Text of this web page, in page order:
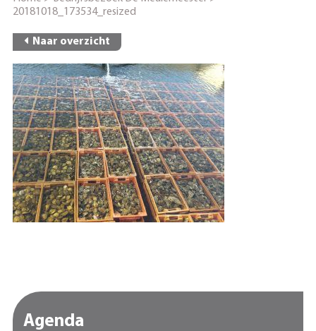
20181018_173534_resized
Naar overzicht
Agenda